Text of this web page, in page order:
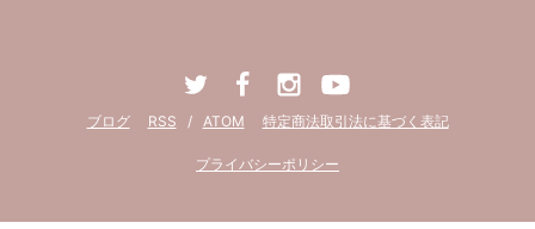
ブログ RSS / ATOM 特定商法取引法に基づく表記
プライバシーポリシー